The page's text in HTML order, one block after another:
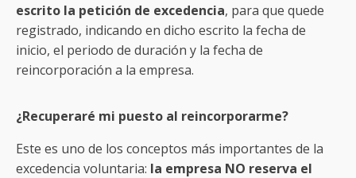
escrito la petición de excedencia, para que quede
registrado, indicando en dicho escrito la fecha de
inicio, el periodo de duración y la fecha de
reincorporación a la empresa.
¿Recuperaré mi puesto al reincorporarme?
Este es uno de los conceptos más importantes de la
excedencia voluntaria: la empresa NO reserva el